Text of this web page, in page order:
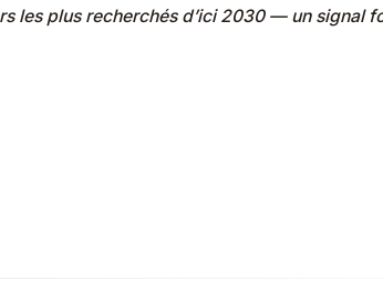
les plus recherchés d’ici 2030 — un signal